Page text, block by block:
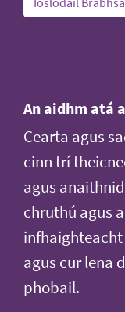
An aidhm atá
Cearta agus
cinn trí
agus
chruthú agus
infhaighteacht
agus cur lena
phobail.